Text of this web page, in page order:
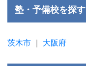
塾・予備校を探す
茨木市 大阪府